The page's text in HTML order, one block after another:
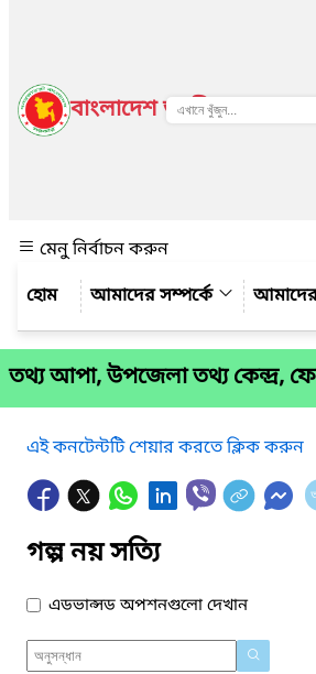
বাংলাদেশ জাতীয় তথ্য
মেনু নির্বাচন করুন
আমাদের সম্পর্কে
তথ্য আপা, উপজেলা তথ্য কেন্দ্র,
এই কনটেন্টটি শেয়ার করতে ক্লিক করুন
গল্প নয় সত্যি
এডভান্সড অপশনগুলো দেখান